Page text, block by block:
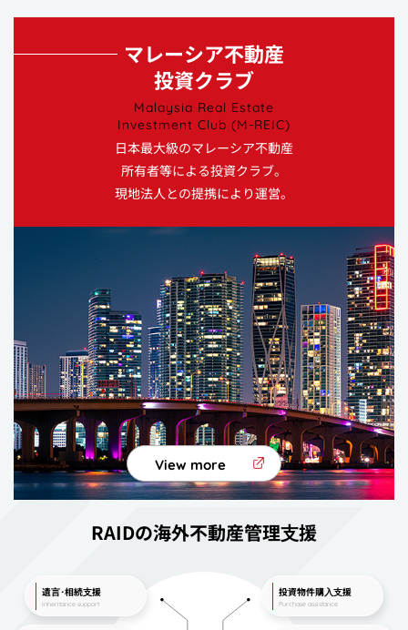
マレーシア不動産
投資クラブ
Malaysia Real Estate
Investment Club (M-REIC)
日本最大級のマレーシア不動産
所有者等による投資クラブ。
現地法人との提携により運営。
View more
RAIDの海外不動産管理⽀援
投資物件購⼊⽀援
Purchase assistance
遺⾔･相続⽀援
Inheritance support